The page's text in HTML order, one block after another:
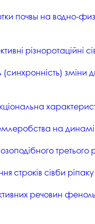
ПДАУ
Вступні
почвы на водно-
різноротаційні
зміни
на
третього
строків сівби
речовин